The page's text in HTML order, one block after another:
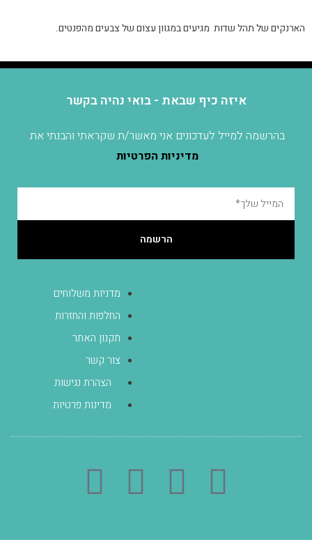
הארנקים של תהל שדות מגיעים במגוון עצום של צבעים מהפנטים.
מדניות משלוחים
החלפות והחזרות
תקנון האתר
צור קשר
הצהרת נגישות
מדינות פרטיות
איזה כיף שבאת - בואי נהיה בקשר
בהרשמה למייל לעדכונים אני מאשר/ת שקראתי והבנתי את
מדיניות הפרטיות
הרשמה